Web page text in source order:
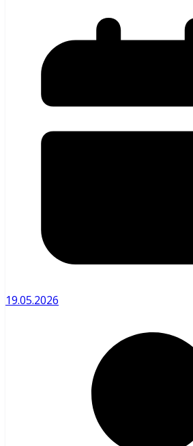
19.05.2026